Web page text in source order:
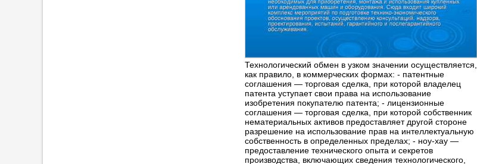
Технологический обмен в узком значении осуществляется,
как правило, в коммерческих формах: - патентные
соглашения — торговая сделка, при которой владелец
патента уступает свои права на использование
изобретения покупателю патента; - лицензионные
соглашения — торговая сделка, при которой собственник
нематериальных активов предоставляет другой стороне
разрешение на использование прав на интеллектуальную
собственность в определенных пределах; - ноу-хау —
предоставление технического опыта и секретов
производства, включающих сведения технологического,